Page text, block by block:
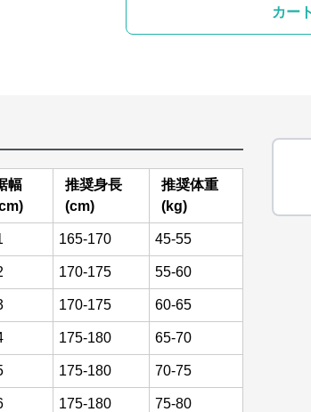
カー
幅
推奨身長
(cm)
推奨体重
(kg)
165-170 45-55
170-175 55-60
170-175 60-65
175-180 65-70
175-180 70-75
175-180 75-80